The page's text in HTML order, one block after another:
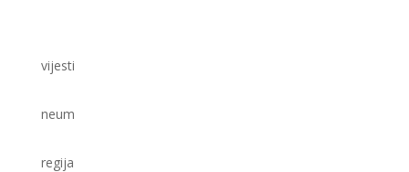
vijesti
neum
regija